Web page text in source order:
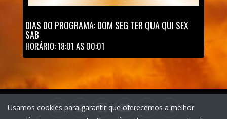
DIAS DO PROGRAMA: DOM SEG TER QUA QUI SEX
SAB
HORÁRIO: 18:01 AS 00:01
Usamos cookies para garantir que oferecemos a melhor